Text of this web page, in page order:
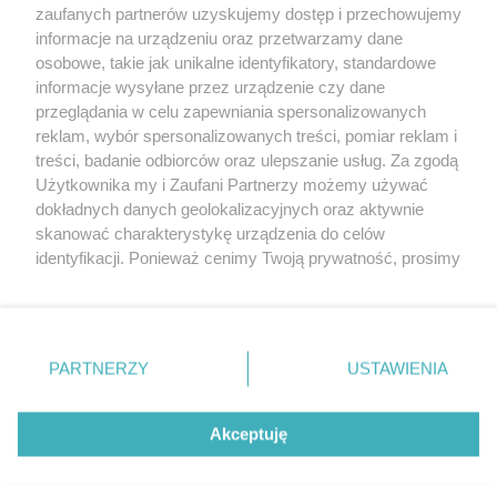
Więcej
20. urodzin portalu
wSzczecinie.pl
Regulamin konkursów
śniadaniówka "Hej
Szczecin! Jest piątek!"
Partnerzy
Praca Szczecin
© 2026 wSzczecinie.pl
Created by GOD
zaufanych partnerów uzyskujemy dostęp i przechowujemy
informacje na urządzeniu oraz przetwarzamy dane
osobowe, takie jak unikalne identyfikatory, standardowe
informacje wysyłane przez urządzenie czy dane
przeglądania w celu zapewniania spersonalizowanych
reklam, wybór spersonalizowanych treści, pomiar reklam i
treści, badanie odbiorców oraz ulepszanie usług. Za zgodą
Użytkownika my i Zaufani Partnerzy możemy używać
dokładnych danych geolokalizacyjnych oraz aktywnie
skanować charakterystykę urządzenia do celów
identyfikacji. Ponieważ cenimy Twoją prywatność, prosimy
prywatności znajdujący się w lewym dolnym rogu strony
. Niektóre rodzaje przetwarzania danych nie wymagają
takiemu przetwarzaniu. Preferencje będą miały
zastosowania tylko na tej witrynie.
PARTNERZY USTAWIENIA
Akceptuję